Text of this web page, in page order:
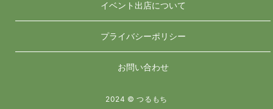
イベント出店について
プライバシーポリシー
お問い合わせ
2024 © つるもち